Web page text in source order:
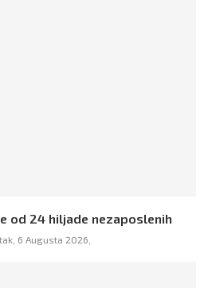
od 24 hiljade nezaposlenih
6 Augusta 2026,